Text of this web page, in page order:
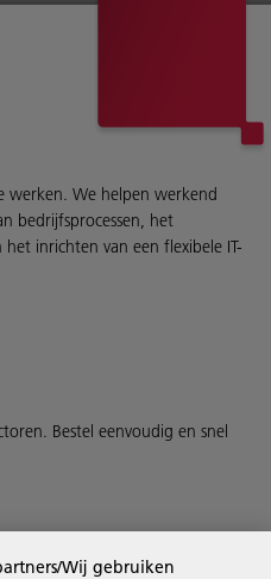
werken. We helpen werkend
bedrijfsprocessen, het
inrichten van een flexibele IT-
Bestel eenvoudig en snel
Wij gebruiken